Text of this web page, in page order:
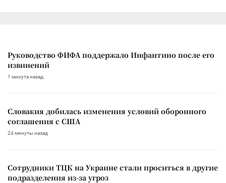
Руководство ФИФА поддержало Инфантино после его
извинений
1 минута назад
Словакия добилась изменения условий оборонного
соглашения с США
24 минуты назад
Сотрудники ТЦК на Украине стали проситься в другие
подразделения из-за угроз